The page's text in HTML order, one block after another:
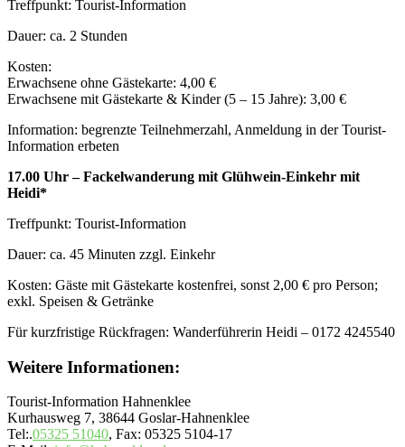
Treffpunkt: Tourist-Information
Dauer: ca. 2 Stunden
Kosten:
Erwachsene ohne Gästekarte: 4,00 €
Erwachsene mit Gästekarte & Kinder (5 – 15 Jahre): 3,00 €
Information: begrenzte Teilnehmerzahl, Anmeldung in der Tourist-
Information erbeten
17.00 Uhr – Fackelwanderung mit Glühwein-Einkehr mit
Heidi*
Treffpunkt: Tourist-Information
Dauer: ca. 45 Minuten zzgl. Einkehr
Kosten: Gäste mit Gästekarte kostenfrei, sonst 2,00 € pro Person;
exkl. Speisen & Getränke
Für kurzfristige Rückfragen: Wanderführerin Heidi – 0172 4245540
Weitere Informationen:
Tourist-Information Hahnenklee
Kurhausweg 7, 38644 Goslar-Hahnenklee
Tel:.05325 51040, Fax: 05325 5104-17